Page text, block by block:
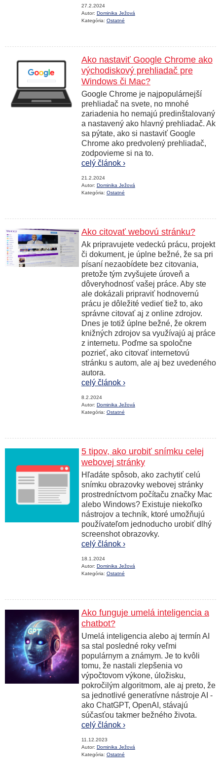
27.2.2024
Autor: Dominika Ježová
Kategória: Ostatné
Ako nastaviť Google Chrome ako
východiskový prehliadač pre
Windows či Mac?
Google Chrome je najpopulárnejší
prehliadač na svete, no mnohé
zariadenia ho nemajú predinštalovaný
a nastavený ako hlavný prehliadač. Ak
sa pýtate, ako si nastaviť Google
Chrome ako predvolený prehliadač,
zodpovieme si na to.
celý článok ›
21.2.2024
Autor: Dominika Ježová
Kategória: Ostatné
Ako citovať webovú stránku?
Ak pripravujete vedeckú prácu, projekt
či dokument, je úplne bežné, že sa pri
písaní nezaobídete bez citovania,
pretože tým zvyšujete úroveň a
dôveryhodnosť vašej práce. Aby ste
ale dokázali pripraviť hodnovernú
prácu je dôležité vedieť tiež to, ako
správne citovať aj z online zdrojov.
Dnes je totiž úplne bežné, že okrem
knižných zdrojov sa využívajú aj práce
z internetu. Poďme sa spoločne
pozrieť, ako citovať internetovú
stránku s autom, ale aj bez uvedeného
autora.
celý článok ›
8.2.2024
Autor: Dominika Ježová
Kategória: Ostatné
5 tipov, ako urobiť snímku celej
webovej stránky
Hľadáte spôsob, ako zachytiť celú
snímku obrazovky webovej stránky
prostredníctvom počítaču značky Mac
alebo Windows? Existuje niekoľko
nástrojov a techník, ktoré umožňujú
používateľom jednoducho urobiť dlhý
screenshot obrazovky.
celý článok ›
18.1.2024
Autor: Dominika Ježová
Kategória: Ostatné
Ako funguje umelá inteligencia a
chatbot?
Umelá inteligencia alebo aj termín AI
sa stal posledné roky veľmi
populárnym a známym. Je to kvôli
tomu, že nastali zlepšenia vo
výpočtovom výkone, úložisku,
pokročilým algoritmom, ale aj preto, že
sa jednotlivé generatívne nástroje AI -
ako ChatGPT, OpenAI, stávajú
súčasťou takmer bežného života.
celý článok ›
11.12.2023
Autor: Dominika Ježová
Kategória: Ostatné